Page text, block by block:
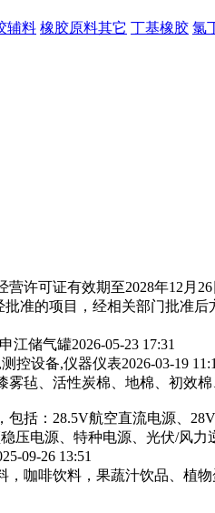
辅料 橡胶原料其它 丁基橡胶 氯
许可证有效期至2028年12月
准的项目，经相关部门批准后
江储气罐2026-05-23 17:31
控设备,仪器仪表2026-03-19
毡、活性炭棉、地棉、初效
括：28.5V航空直流电源、
电源、特种电源、光伏/风力
09-26 13:51
咖啡饮料，果蔬汁饮品、植